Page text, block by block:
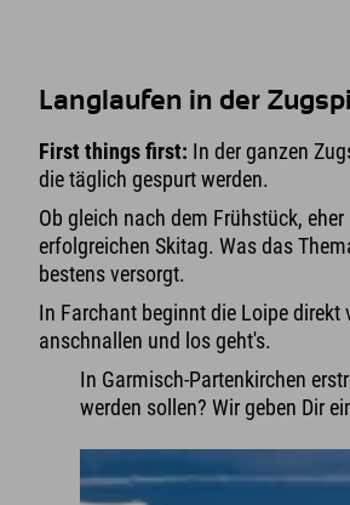
Langlaufen in der
First things first: In der ganzen
die täglich gespurt werden.
Ob gleich nach dem Frühstück,
erfolgreichen Skitag. Was das
bestens versorgt.
In Farchant beginnt die Loipe
anschnallen und los geht's.
In Garmisch-Partenkirchen
werden sollen? Wir geben Dir